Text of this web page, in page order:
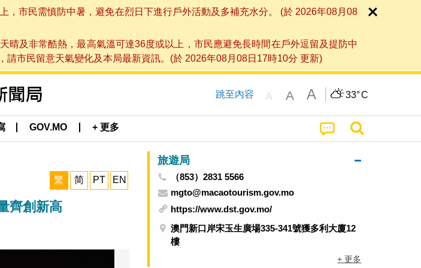
市民需慎防中暑，避免在烈日下進行戶外活動及多補充水分。 (於 2026年08月08
及非常酷熱，最高氣溫可達36度或以上，市民應避免長時間在戶外逗留及提防中
市民留意天氣變化及本局最新資訊。(於 2026年08月08日17時10分 更新)
跳至內容 A A A 33°C
GOV.MO + 更多
繁 简 PT EN
齊創新高
旅遊局
（853）2831 5566
mgto@macaotourism.gov.mo
https://www.dst.gov.mo/
澳門新口岸宋玉生廣場335-341號獲多利大廈12
樓
+ 更多